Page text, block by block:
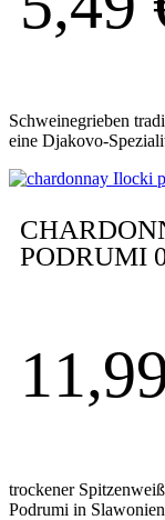
Schweinegrieben
eine Djakovo-
PODRUMI
trockener
Podrumi in